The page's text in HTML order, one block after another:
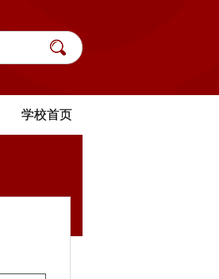
学校首页